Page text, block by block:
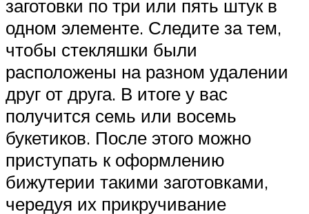
заготовки по три или пять штук в
одном элементе. Следите за тем,
чтобы стекляшки были
расположены на разном удалении
друг от друга. В итоге у вас
получится семь или восемь
букетиков. После этого можно
приступать к оформлению
бижутерии такими заготовками,
чередуя их прикручивание